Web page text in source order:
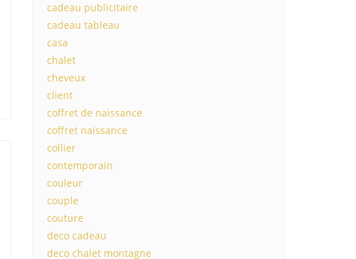
cadeau publicitaire
cadeau tableau
casa
chalet
cheveux
client
coffret de naissance
coffret naissance
collier
contemporain
couleur
couple
couture
deco cadeau
deco chalet montagne